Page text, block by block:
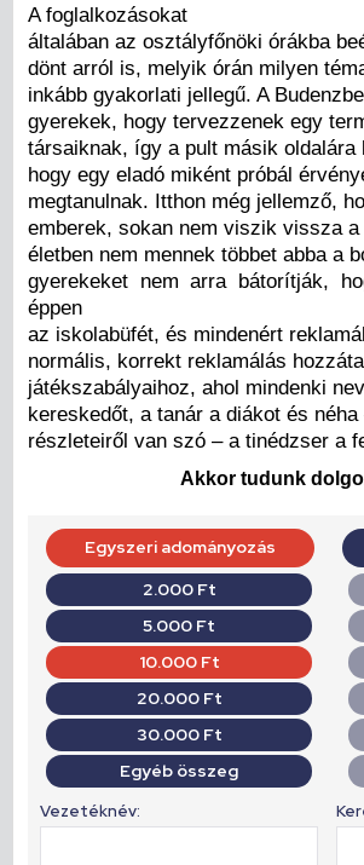
A foglalkozásokat
általában az osztályfőnöki órákba
dönt arról is, melyik órán milyen
inkább gyakorlati jellegű. A
gyerekek, hogy tervezzenek egy
társaiknak, így a pult másik
hogy egy eladó miként próbál
megtanulnak. Itthon még jellemző,
emberek, sokan nem viszik vissza
életben nem mennek többet abba a
gyerekeket nem arra bátorítják,
éppen
az iskolabüfét, és mindenért
normális, korrekt reklamálás
játékszabályaihoz, ahol mindenki
kereskedőt, a tanár a diákot és
részleteiről van szó – a tinédzser a
Akkor tudunk